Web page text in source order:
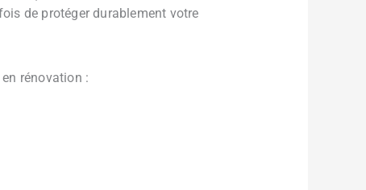
de protéger durablement votre
rénovation :